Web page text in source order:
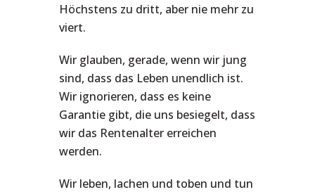
Höchstens zu dritt, aber nie mehr zu
viert.
Wir glauben, gerade, wenn wir jung
sind, dass das Leben unendlich ist.
Wir ignorieren, dass es keine
Garantie gibt, die uns besiegelt, dass
wir das Rentenalter erreichen
werden.
Wir leben, lachen und toben und tun